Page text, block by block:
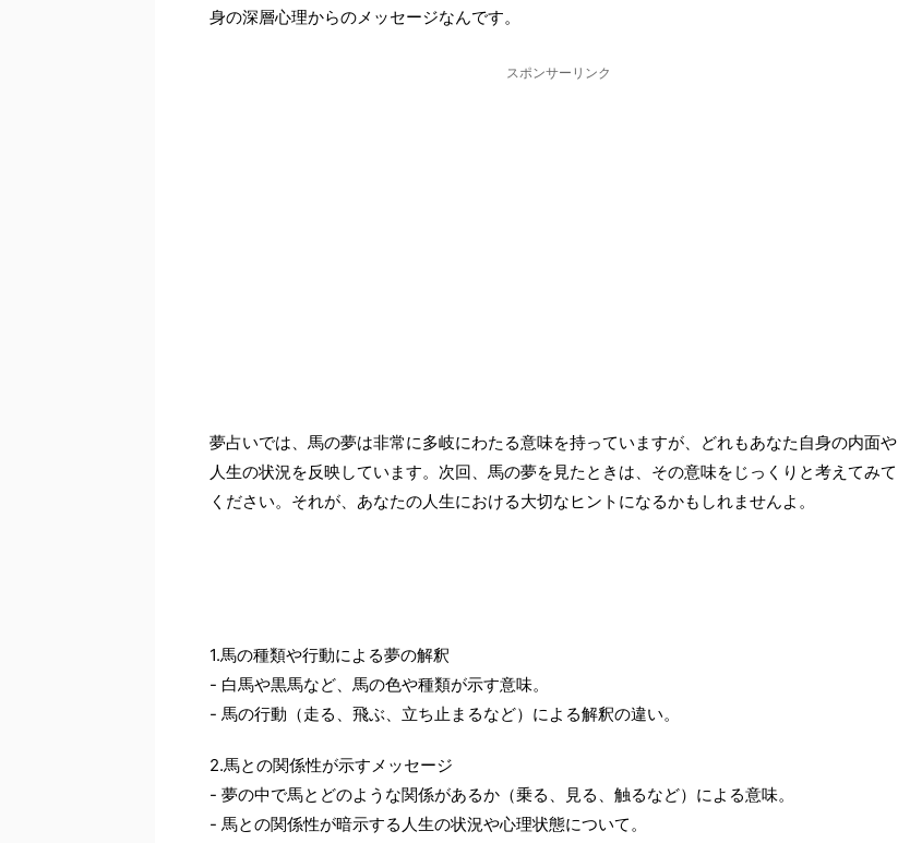
身の深層心理からのメッセージなんです。
スポンサーリンク
夢占いでは、馬の夢は非常に多岐にわたる意味を持っていますが、どれもあなた自身の内面や
人生の状況を反映しています。次回、馬の夢を見たときは、その意味をじっくりと考えてみて
ください。それが、あなたの人生における大切なヒントになるかもしれませんよ。
1.馬の種類や行動による夢の解釈
- 白馬や黒馬など、馬の色や種類が示す意味。
- 馬の行動（走る、飛ぶ、立ち止まるなど）による解釈の違い。
2.馬との関係性が示すメッセージ
- 夢の中で馬とどのような関係があるか（乗る、見る、触るなど）による意味。
- 馬との関係性が暗示する人生の状況や心理状態について。